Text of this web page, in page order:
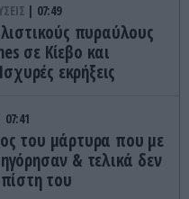
07:49
πυραύλους
σε Κίεβο και
εκρήξεις
07:41
του μάρτυρα που με
& τελικά δεν
του